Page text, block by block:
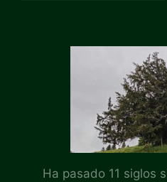
Ha pasado 11 siglos